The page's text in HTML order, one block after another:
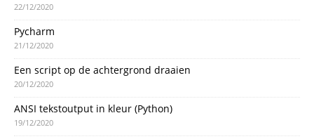
22/12/2020
Pycharm
21/12/2020
Een script op de achtergrond draaien
20/12/2020
ANSI tekstoutput in kleur (Python)
19/12/2020